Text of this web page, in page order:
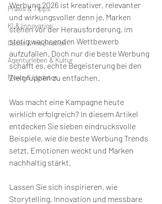
Praxis & Tipps
KI & Innovation
Cases & Inspiration
Agenturleben & Kultur
News & Updates
Werbung 2026 ist kreativer, relevanter
und wirkungsvoller denn je. Marken
stehen vor der Herausforderung, im
stetig wachsenden Wettbewerb
aufzufallen. Doch nur die beste Werbung
schafft es, echte Begeisterung bei den
Zielgruppen zu entfachen.
Was macht eine Kampagne heute
wirklich erfolgreich? In diesem Artikel
entdecken Sie sieben eindrucksvolle
Beispiele, wie die beste Werbung Trends
setzt, Emotionen weckt und Marken
nachhaltig stärkt.
Lassen Sie sich inspirieren, wie
Storytelling, Innovation und messbare